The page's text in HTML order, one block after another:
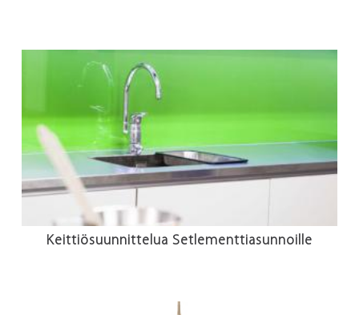
Keittiösuunnittelua Setlementtiasunnoille